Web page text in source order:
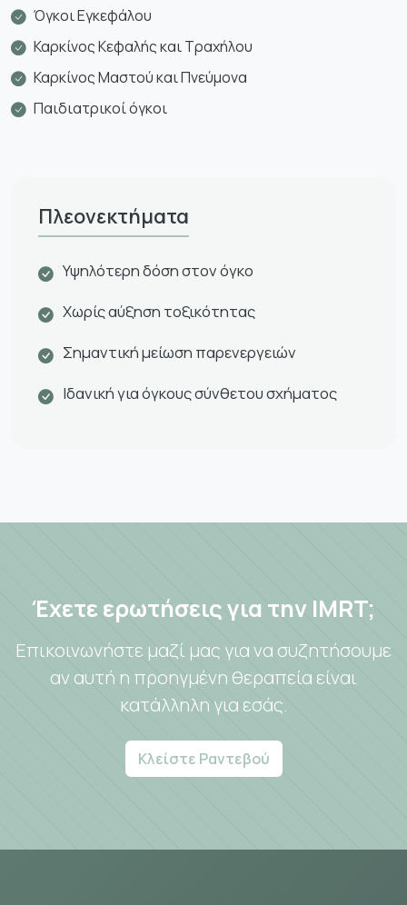
Όγκοι Εγκεφάλου
Καρκίνος Κεφαλής και Τραχήλου
Καρκίνος Μαστού και Πνεύμονα
Παιδιατρικοί όγκοι
Πλεονεκτήματα
Υψηλότερη δόση στον όγκο
Χωρίς αύξηση τοξικότητας
Σημαντική μείωση παρενεργειών
Ιδανική για όγκους σύνθετου σχήματος
Έχετε ερωτήσεις για την IMRT;
Επικοινωνήστε μαζί μας για να συζητήσουμε
αν αυτή η προηγμένη θεραπεία είναι
κατάλληλη για εσάς.
Κλείστε Ραντεβού